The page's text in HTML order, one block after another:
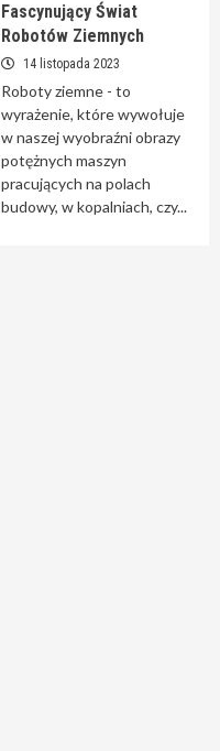
Fascynujący Świat
Robotów Ziemnych
14 listopada 2023
Roboty ziemne - to
wyrażenie, które wywołuje
w naszej wyobraźni obrazy
potężnych maszyn
pracujących na polach
budowy, w kopalniach, czy...